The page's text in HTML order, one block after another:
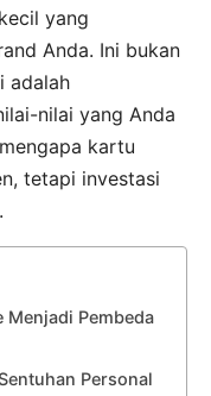
yang
Anda. Ini bukan
adalah
nilai yang Anda
kartu
tetapi investasi
Menjadi Pembeda
Personal